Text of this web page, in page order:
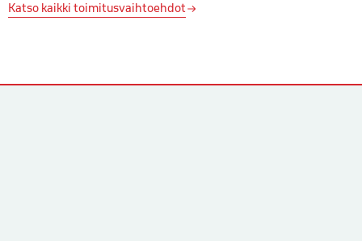
Katso kaikki toimitusvaihtoehdot